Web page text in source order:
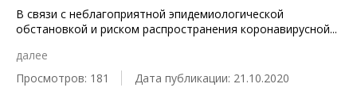
В связи с неблагоприятной эпидемиологической
обстановкой и риском распространения коронавирусной...
далее
Просмотров: 181
Дата публикации: 21.10.2020